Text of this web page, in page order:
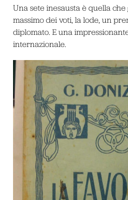
Una sete inesausta è quella
massimo dei voti, la lode, un
diplomato. E una
internazionale.